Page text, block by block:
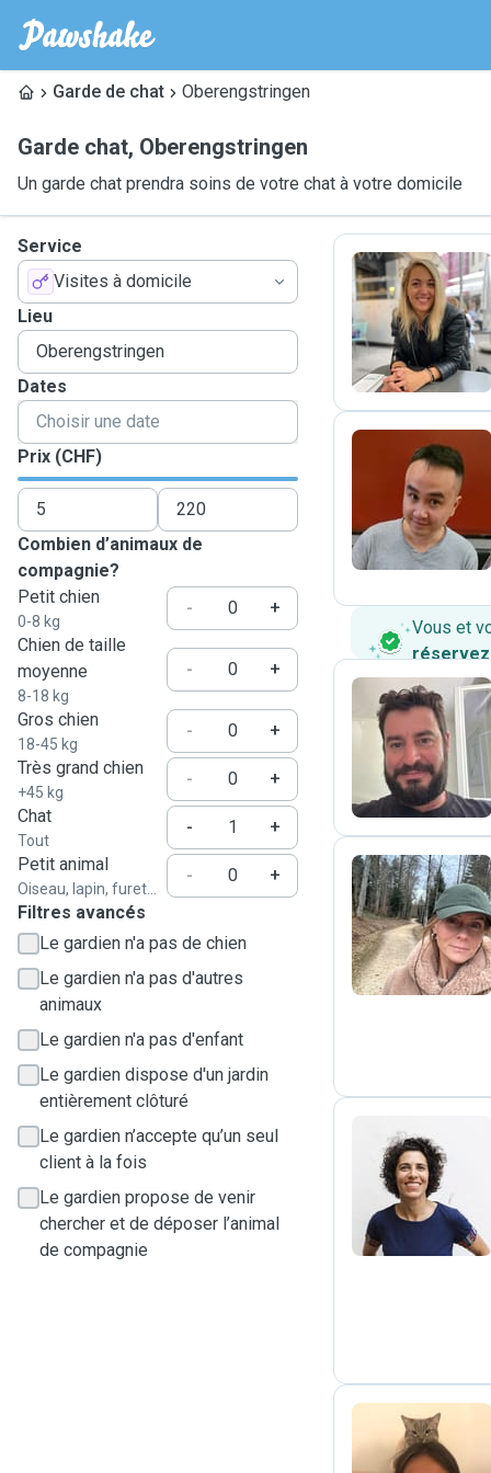
Garde de chat Oberengstringen
Garde chat, Oberengstringen
Un garde chat prendra soins de votre chat à votre domicile
Service
Visites à domicile
Lieu
Dates
Prix (CHF)
Combien d’animaux de
compagnie?
Petit chien
0-8 kg
-
+
Chien de taille
moyenne
8-18 kg
- +
Gros chien
18-45 kg
-
+
Très grand chien
+45 kg
-
+
Chat
Tout
-
+
Petit animal
Oiseau, lapin, furet...
-
+
Filtres avancés
Le gardien n'a pas de chien
Le gardien n'a pas d'autres
animaux
Le gardien n'a pas d'enfant
Le gardien dispose d'un jardin
entièrement clôturé
Le gardien n’accepte qu’un seul
client à la fois
Le gardien propose de venir
chercher et de déposer l’animal
de compagnie
S
T
Vous et
réservez
R
A
N